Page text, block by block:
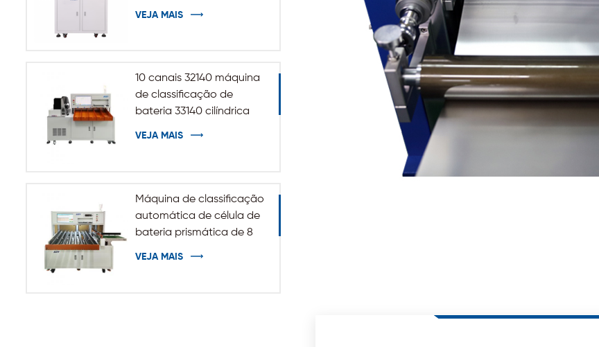
VEJA MAIS
10 canais 32140 máquina
de classificação de
bateria 33140 cilíndrica
VEJA MAIS
Máquina de classificação
automática de célula de
bateria prismática de 8
VEJA MAIS